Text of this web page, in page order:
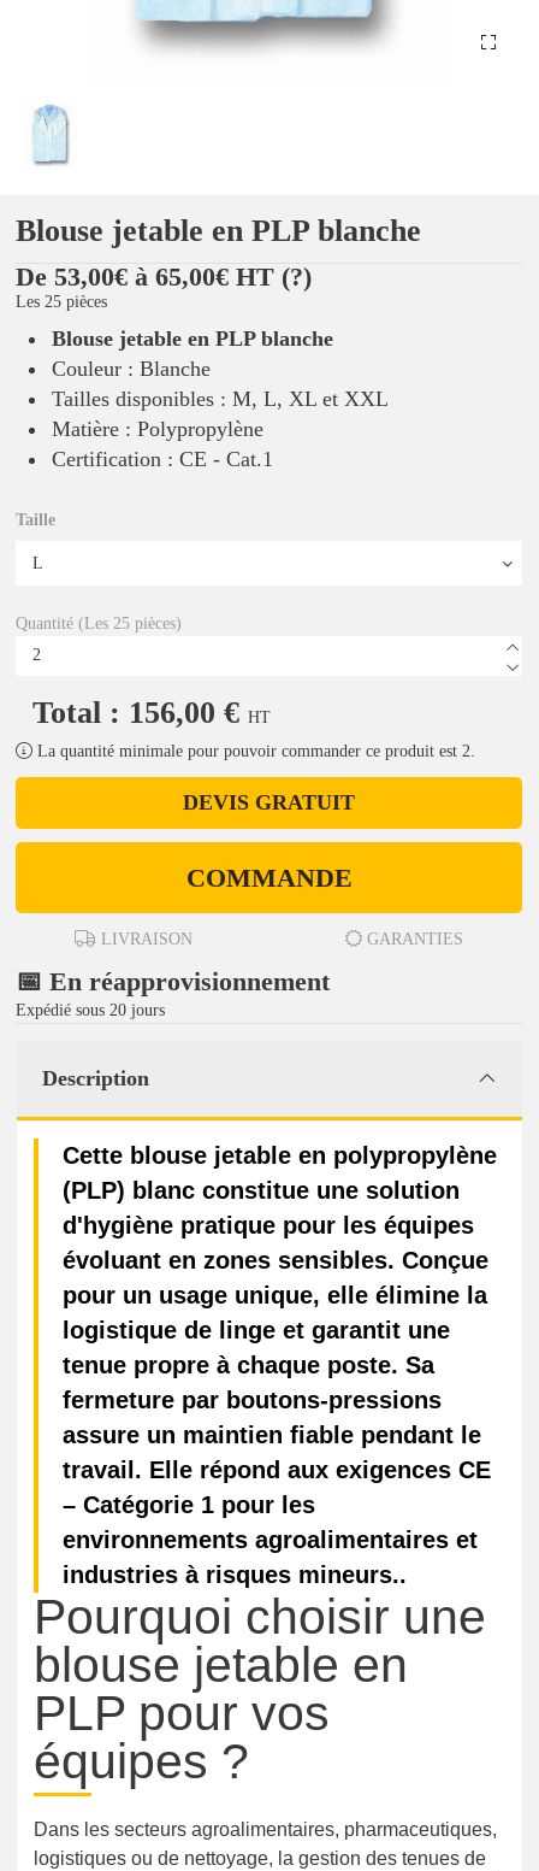
Blouse jetable en PLP blanche
De 53,00€ à 65,00€ HT (?)
Les 25 pièces
Blouse jetable en PLP blanche
Couleur : Blanche
Tailles disponibles : M, L, XL et XXL
Matière : Polypropylène
Certification : CE - Cat.1
Taille
Quantité (Les 25 pièces)
Total : 156,00 € HT
La quantité minimale pour pouvoir commander ce produit est 2.
DEVIS GRATUIT
COMMANDE
LIVRAISON GARANTIES
📅 En réapprovisionnement
Expédié sous 20 jours
Description
Cette blouse jetable en polypropylène
(PLP) blanc constitue une solution
d'hygiène pratique pour les équipes
évoluant en zones sensibles. Conçue
pour un usage unique, elle élimine la
logistique de linge et garantit une
tenue propre à chaque poste. Sa
fermeture par boutons-pressions
assure un maintien fiable pendant le
travail. Elle répond aux exigences CE
– Catégorie 1 pour les
environnements agroalimentaires et
industries à risques mineurs..
Pourquoi choisir une
blouse jetable en
PLP pour vos
équipes ?
Dans les secteurs agroalimentaires, pharmaceutiques,
logistiques ou de nettoyage, la gestion des tenues de